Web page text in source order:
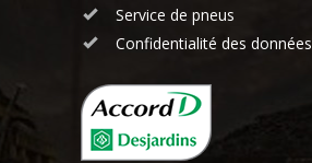
Service de pneus
Confidentialité des données